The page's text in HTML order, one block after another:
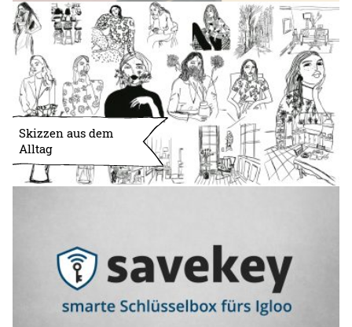
Skizzen aus dem
Alltag